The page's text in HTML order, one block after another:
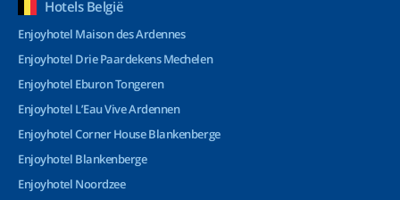
Hotels België
Enjoyhotel Maison des Ardennes
Enjoyhotel Drie Paardekens Mechelen
Enjoyhotel Eburon Tongeren
Enjoyhotel L’Eau Vive Ardennen
Enjoyhotel Corner House Blankenberge
Enjoyhotel Blankenberge
Enjoyhotel Noordzee